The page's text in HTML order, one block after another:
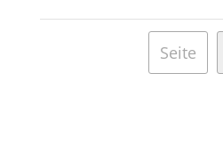
Seite